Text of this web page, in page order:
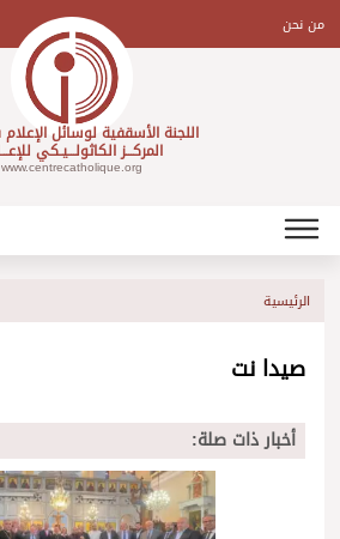
contentمن نحن
اللجنة الأسقفية لوسائل
المركـــز الكاثولـــيـكي
www.centrecatholique.org
الرئيسية
صيدا نت
أخبار ذات صلة: